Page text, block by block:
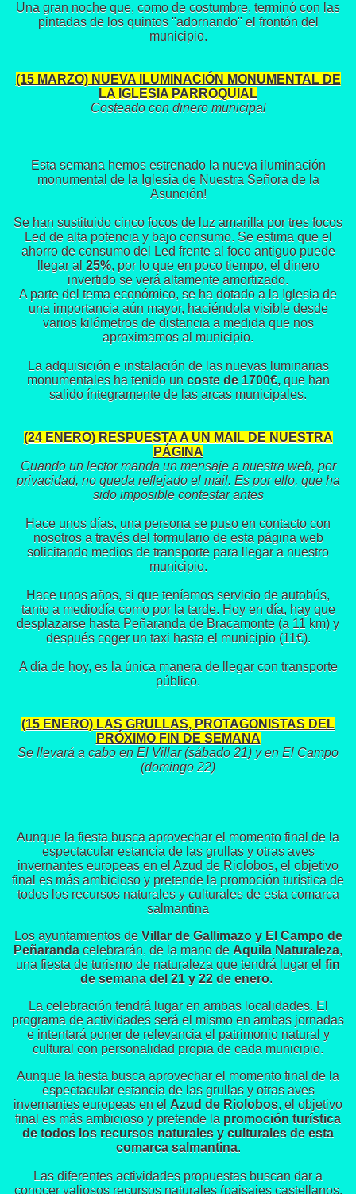
Una gran noche que, como de costumbre, terminó con las
pintadas de los quintos "adornando" el frontón del
municipio.
(15 MARZO) NUEVA ILUMINACIÓN MONUMENTAL DE
LA IGLESIA PARROQUIAL
Costeado con dinero municipal
Esta semana hemos estrenado la nueva iluminación
monumental de la Iglesia de Nuestra Señora de la
Asunción!
Se han sustituido cinco focos de luz amarilla por tres focos
Led de alta potencia y bajo consumo. Se estima que el
ahorro de consumo del Led frente al foco antiguo puede
llegar al 25%, por lo que en poco tiempo, el dinero
invertido se verá altamente amortizado.
A parte del tema económico, se ha dotado a la Iglesia de
una importancia aún mayor, haciéndola visible desde
varios kilómetros de distancia a medida que nos
aproximamos al municipio.
La adquisición e instalación de las nuevas luminarias
monumentales ha tenido un coste de 1700€,que han
salido íntegramente de las arcas municipales.
(24 ENERO) RESPUESTA A UN MAIL DE NUESTRA
PÁGINA
Cuando un lector manda un mensaje a nuestra web, por
privacidad, no queda reflejado el mail. Es por ello, que ha
sido imposible contestar antes
Hace unos días, una persona se puso en contacto con
nosotros a través del formulario de esta página web
solicitando medios de transporte para llegar a nuestro
municipio.
Hace unos años, si que teníamos servicio de autobús,
tanto a mediodía como por la tarde. Hoy en día, hay que
desplazarse hasta Peñaranda de Bracamonte (a 11 km) y
después coger un taxi hasta el municipio (11€).
A día de hoy, es la única manera de llegar con transporte
público.
(15 ENERO) LAS GRULLAS, PROTAGONISTAS DEL
PRÓXIMO FIN DE SEMANA
Se llevará a cabo en El Villar (sábado 21) y en El Campo
(domingo 22)
Aunque la fiesta busca aprovechar el momento final de la
espectacular estancia de las grullas y otras aves
invernantes europeas en el Azud de Riolobos, el objetivo
final es más ambicioso y pretende la promoción turística de
todos los recursos naturales y culturales de esta comarca
salmantina
Los ayuntamientos deVillar de Gallimazo y El Campo de
Peñaranda celebrarán, de la mano de Aquila Naturaleza,
una fiesta de turismo de naturaleza que tendrá lugar el fin
de semana del 21 y 22 de enero.
La celebración tendrá lugar en ambas localidades. El
programa de actividades será el mismo en ambas jornadas
e intentará poner de relevancia el patrimonio natural y
cultural con personalidad propia de cada municipio.
Aunque la fiesta busca aprovechar el momento final de la
espectacular estancia de las grullas y otras aves
invernantes europeas en el Azud de Riolobos, el objetivo
final es más ambicioso y pretende la promoción turística
de todos los recursos naturales y culturales de esta
comarca salmantina.
Las diferentes actividades propuestas buscan dar a
conocer valiosos recursos naturales (paisajes castellanos,